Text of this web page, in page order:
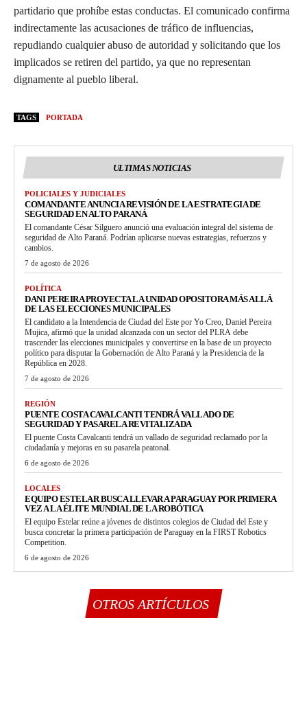
partidario que prohíbe estas conductas. El comunicado confirma
indirectamente las acusaciones de tráfico de influencias,
repudiando cualquier abuso de autoridad y solicitando que los
implicados se retiren del partido, ya que no representan
dignamente al pueblo liberal.
TAGS PORTADA
ULTIMAS NOTICIAS
POLICIALES Y JUDICIALES
COMANDANTE ANUNCIA REVISIÓN DE LA ESTRATEGIA DE
SEGURIDAD EN ALTO PARANÁ
El comandante César Silguero anunció una evaluación integral del sistema de
seguridad de Alto Paraná. Podrían aplicarse nuevas estrategias, refuerzos y
cambios.
7 de agosto de 2026
POLÍTICA
DANI PEREIRA PROYECTA LA UNIDAD OPOSITORA MÁS ALLÁ
DE LAS ELECCIONES MUNICIPALES
El candidato a la Intendencia de Ciudad del Este por Yo Creo, Daniel Pereira
Mujica, afirmó que la unidad alcanzada con un sector del PLRA debe
trascender las elecciones municipales y convertirse en la base de un proyecto
político para disputar la Gobernación de Alto Paraná y la Presidencia de la
República en 2028.
7 de agosto de 2026
REGIÓN
PUENTE COSTA CAVALCANTI TENDRÁ VALLADO DE
SEGURIDAD Y PASARELA REVITALIZADA
El puente Costa Cavalcanti tendrá un vallado de seguridad reclamado por la
ciudadanía y mejoras en su pasarela peatonal.
6 de agosto de 2026
LOCALES
EQUIPO ESTELAR BUSCA LLEVAR A PARAGUAY POR PRIMERA
VEZ A LA ÉLITE MUNDIAL DE LA ROBÓTICA
El equipo Estelar reúne a jóvenes de distintos colegios de Ciudad del Este y
busca concretar la primera participación de Paraguay en la FIRST Robotics
Competition.
6 de agosto de 2026
OTROS ARTÍCULOS